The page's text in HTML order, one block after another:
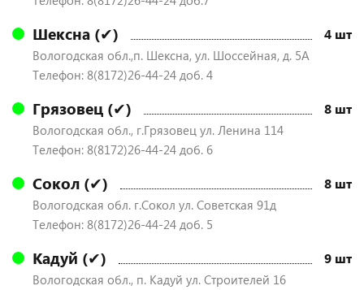
Шексна (✔) 4 шт
Вологодская обл.,п. Шексна, ул. Шоссейная, д. 5А
Телефон: 8(8172)26-44-24 доб. 4
Грязовец (✔) 8 шт
Вологодская обл., г.Грязовец ул. Ленина 114
Телефон: 8(8172)26-44-24 доб. 6
Сокол (✔) 8 шт
Вологодская обл. г.Сокол ул. Советская 91д
Телефон: 8(8172)26-44-24 доб. 5
Кадуй (✔) 9 шт
Вологодская обл., п. Кадуй ул. Строителей 16